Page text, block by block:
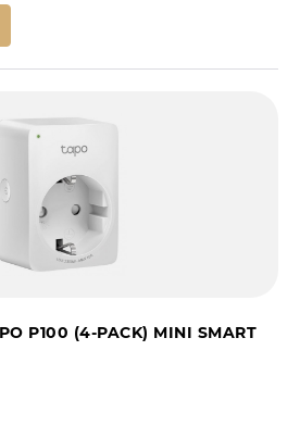
P100 (4-PACK) MINI SMART